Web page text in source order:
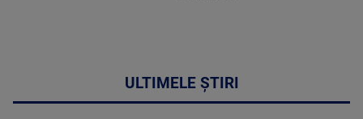
ULTIMELE ȘTIRI